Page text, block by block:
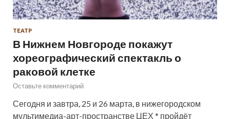
ТЕАТР
В Нижнем Новгороде покажут
хореографический спектакль о
раковой клетке
Оставьте комментарий
Сегодня и завтра, 25 и 26 марта, в нижегородском
мультимедиа-арт-пространстве ЦЕХ * пройдёт